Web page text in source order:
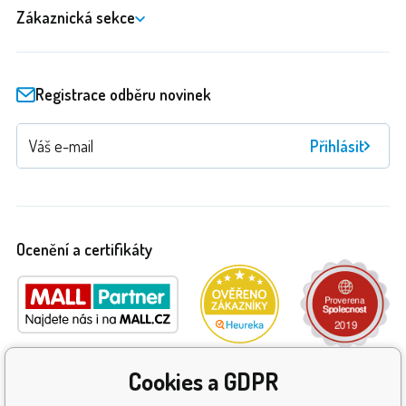
Zákaznická sekce
Registrace odběru novinek
Přihlásit
Ocenění a certifikáty
Cookies a GDPR